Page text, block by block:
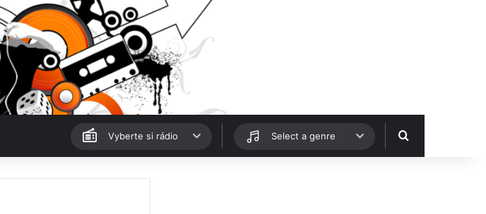
Vyberte si rádio Select a genre Hledat